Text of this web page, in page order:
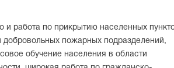
и работа по прикрытию населенных
пожарных подразделений,
обучение населения в области